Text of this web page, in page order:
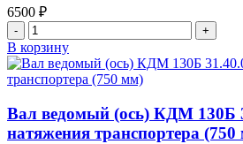
6500 ₽
Количество
товара
Звездочка
ведомая
КДМ
130Б.31.40.200
В корзину
Вал ведомый (ось) КДМ 130Б
натяжения транспортера